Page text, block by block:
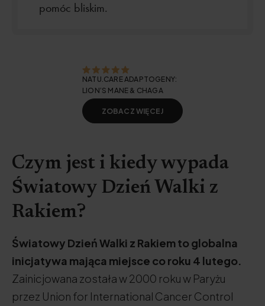
pomóc bliskim.
NATU.CARE ADAPTOGENY:
LION’S MANE & CHAGA
ZOBACZ WIĘCEJ
Czym jest i kiedy wypada
Światowy Dzień Walki z
Rakiem?
Światowy Dzień Walki z Rakiem to globalna
inicjatywa mająca miejsce co roku 4 lutego.
Zainicjowana została w 2000 roku w Paryżu
przez Union for International Cancer Control